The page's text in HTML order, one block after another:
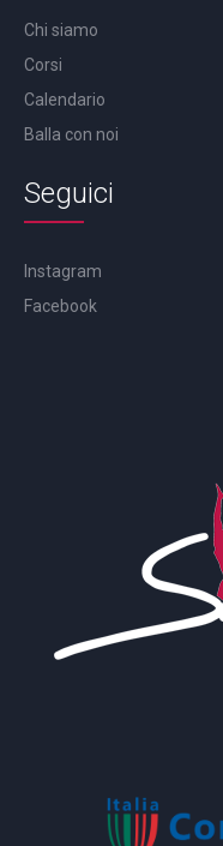
Chi siamo
Corsi
Calendario
Balla con noi
Seguici
Instagram
Facebook